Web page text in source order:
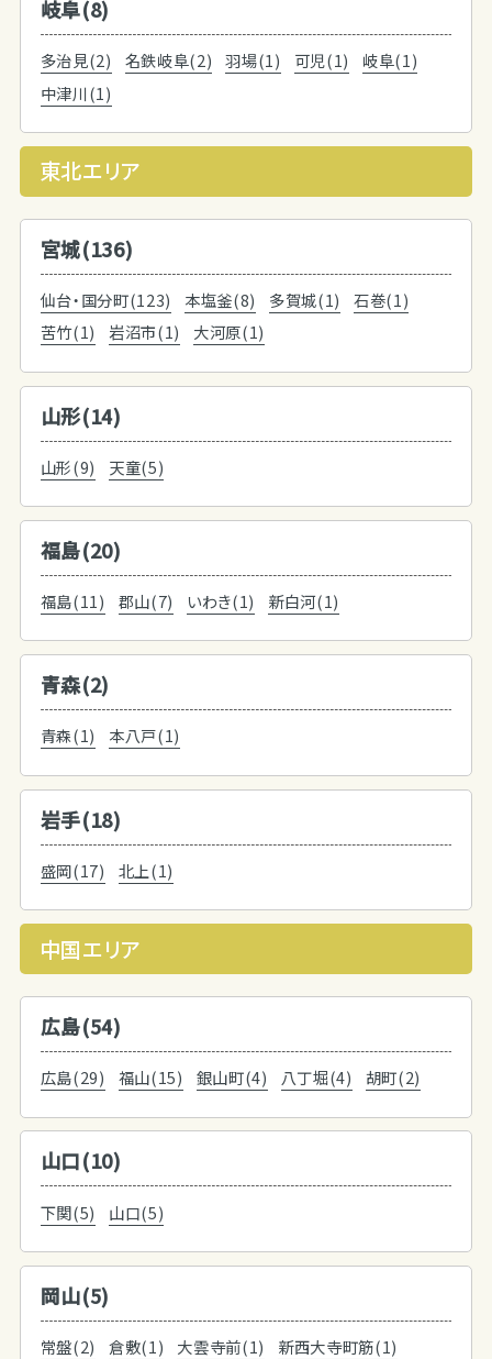
岐阜(8)
多治見(2) 名鉄岐阜(2) 羽場(1) 可児(1)
岐阜(1)
中津川(1)
東北エリア
宮城(136)
仙台・国分町(123) 本塩釜(8) 多賀城(1)
石巻(1)
苦竹(1)
岩沼市(1) 大河原(1)
山形(14)
山形(9) 天童(5)
福島(20)
福島(11) 郡山(7) いわき(1) 新白河(1)
青森(2)
青森(1) 本八戸(1)
岩手(18)
盛岡(17) 北上(1)
中国エリア
広島(54)
広島(29) 福山(15) 銀山町(4) 八丁堀(4) 胡町(2)
山口(10)
下関(5) 山口(5)
岡山(5)
常盤(2) 倉敷(1) 大雲寺前(1) 新西大寺町筋(1)